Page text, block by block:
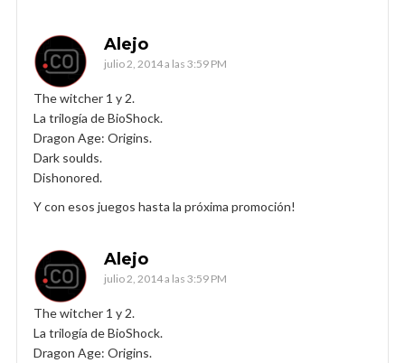
Alejo
julio 2, 2014 a las 3:59 PM
The witcher 1 y 2.
La trilogía de BioShock.
Dragon Age: Origins.
Dark soulds.
Dishonored.
Y con esos juegos hasta la próxima promoción!
Alejo
julio 2, 2014 a las 3:59 PM
The witcher 1 y 2.
La trilogía de BioShock.
Dragon Age: Origins.